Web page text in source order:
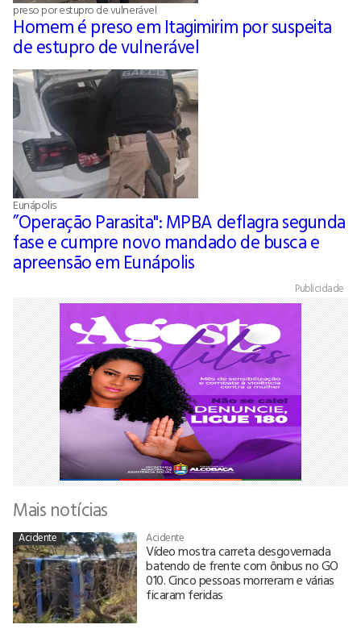
preso por estupro de vulnerável
Homem é preso em Itagimirim por suspeita
de estupro de vulnerável
Eunápolis
”Operação Parasita": MPBA deflagra segunda
fase e cumpre novo mandado de busca e
apreensão em Eunápolis
Publicidade
Mais notícias
Acidente Acidente
Vídeo mostra carreta desgovernada
batendo de frente com ônibus no GO
010. Cinco pessoas morreram e várias
ficaram feridas